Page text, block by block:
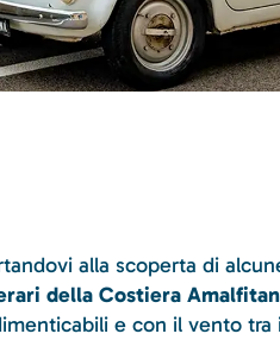
alla scoperta di
della Costiera
e con il vento